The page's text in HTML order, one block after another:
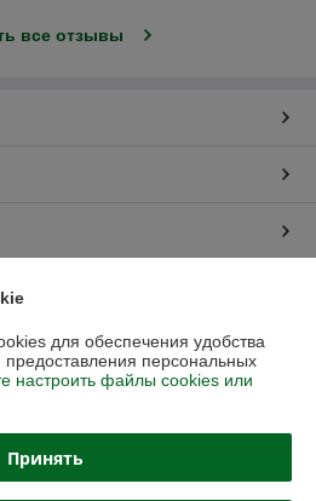
все отзывы
Deal.by
для обеспечения удобства
предоставления персональных
настроить файлы cookies или
Принять